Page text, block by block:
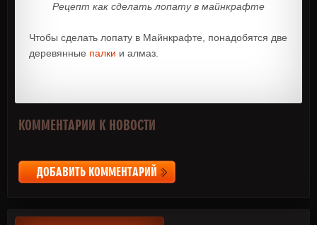
Рецепт как сделать лопату в майнкрафте
Чтобы сделать лопату в Майнкрафте, понадобятся две
деревянные палки и алмаз.
КОММЕНТАРИИ К НОВОСТИ
ДОБАВИТЬ КОММЕНТАРИЙ